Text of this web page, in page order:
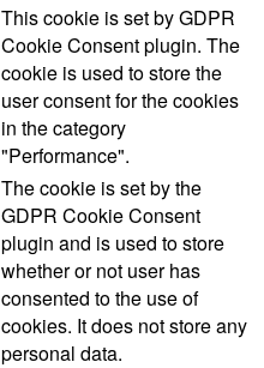
This cookie is set by GDPR
Cookie Consent plugin. The
cookie is used to store the
user consent for the cookies
in the category
"Performance".
The cookie is set by the
GDPR Cookie Consent
plugin and is used to store
whether or not user has
consented to the use of
cookies. It does not store any
personal data.